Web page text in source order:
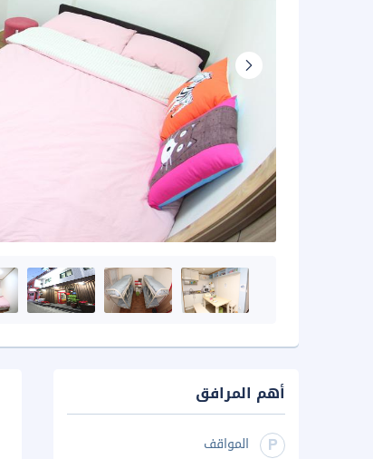
أهم المرافق
المواقف